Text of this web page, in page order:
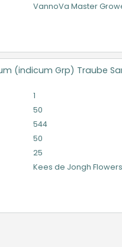
VannoVa Master
(indicum Grp) Traube
1
50
544
50
25
Kees de Jongh Flowers
Madiba Orange Tyolo